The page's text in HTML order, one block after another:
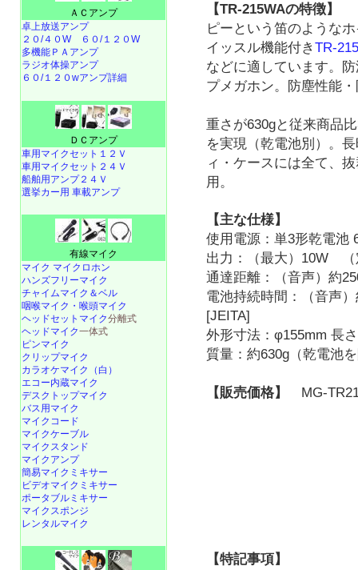
【TR-215WAの特徴】
ピーという笛のような
イッスル機能付きTR-
などに適しています。
プメガホン。防塵性能
重さが630gと従来商品
を実現（乾電池別）。
ィ・ケースには全て、
用。
【主な仕様】
使用電源：単3形乾電池
出力：（最大）10W （
通達距離：（音声）約
電池持続時間：（音声
[JEITA]
外形寸法：φ155mm 長
質量：約630g（乾電池
【販売価格】 MG-
【特記事項】
ＡＣアンプ
卓上放送アンプ
２０/４０W
６０/１２０W
多機能ＰＡアンプ
ラジオ体操アンプ
６０/１２０wアンプ詳細
ＤＣアンプ
車用マイクセット１２Ｖ
車用マイクセット２４Ｖ
船舶用アンプ２４Ｖ
選挙カー用 車載アンプ
有線マイク
マイク マイクロホン
ハンズフリーマイク
チャイムマイク＆ベル
咽喉マイク・喉頭マイク
ヘッドセットマイク分離式
ヘッドマイク一体式
ピンマイク
クリップマイク
カラオケマイク（白）
エコー内蔵マイク
デスクトップマイク
バス用マイク
マイクコード
マイクケーブル
マイクスタンド
マイクアンプ
簡易マイクミキサー
ビデオマイクミキサー
ポータブルミキサー
マイクスポンジ
レンタルマイク